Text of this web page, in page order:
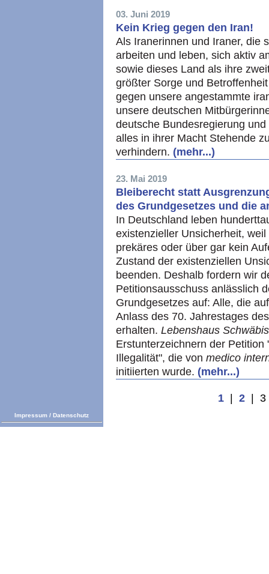
03. Juni 2019
Kein Krieg gegen den Iran!
Als Iranerinnen und Iraner, die
arbeiten und leben, sich aktiv
sowie dieses Land als ihre
größter Sorge und
gegen unsere angestammte
unsere deutschen
deutsche Bundesregierung
alles in ihrer Macht Stehende
verhindern. (mehr...)
23. Mai 2019
Bleiberecht statt
des Grundgesetzes und die
In Deutschland leben
existenzieller Unsicherheit,
prekäres oder über gar kein
Zustand der existenziellen
beenden. Deshalb fordern wir
Petitionsausschuss anlässlich
Grundgesetzes auf: Alle, die
Anlass des 70. Jahrestages
erhalten. Lebenshaus
Erstunterzeichnern der
Illegalität", die von medico
initiierten wurde. (mehr...)
1 2 |
Impressum / Datenschutz